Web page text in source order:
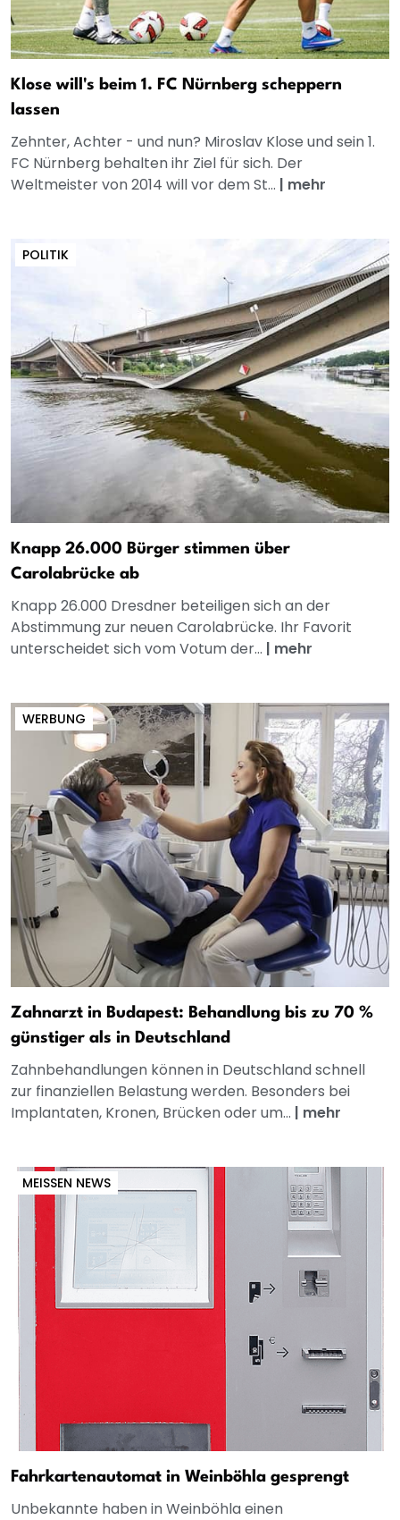
Klose will's beim 1. FC Nürnberg scheppern
lassen
Zehnter, Achter - und nun? Miroslav Klose und sein 1.
FC Nürnberg behalten ihr Ziel für sich. Der
Weltmeister von 2014 will vor dem St... | mehr
POLITIK
Knapp 26.000 Bürger stimmen über
Carolabrücke ab
Knapp 26.000 Dresdner beteiligen sich an der
Abstimmung zur neuen Carolabrücke. Ihr Favorit
unterscheidet sich vom Votum der... | mehr
WERBUNG
Zahnarzt in Budapest: Behandlung bis zu 70 %
günstiger als in Deutschland
Zahnbehandlungen können in Deutschland schnell
zur finanziellen Belastung werden. Besonders bei
Implantaten, Kronen, Brücken oder um... | mehr
MEISSEN NEWS
Fahrkartenautomat in Weinböhla gesprengt
Unbekannte haben in Weinböhla einen